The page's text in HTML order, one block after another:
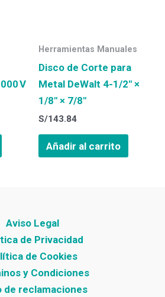
V
Herramientas Manuales
Disco de Corte para
Metal DeWalt 4-1/2″ ×
1/8″ × 7/8″
S/143.84
Añadir al carrito
Aviso Legal
de Privacidad
de Cookies
y Condiciones
de reclamaciones